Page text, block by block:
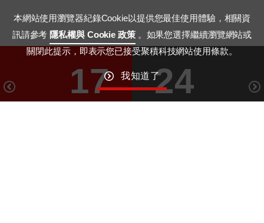
17
June
24
July
本網站使用瀏覽器紀錄Cookie以提供您最佳使用體驗，相關資
訊請參考 隱私權與 Cookie 政策 。如果您選擇繼續瀏覽網站或
關閉此提示，即表示您已接受聚積科技網站使用條款。
我知道了